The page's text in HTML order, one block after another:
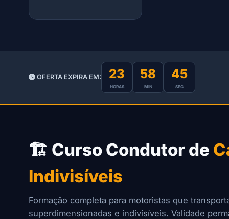
OFERTA EXPIRA EM: 23
HORAS
58
MIN
45
SEG
🏗️ Curso Condutor de
Indivisíveis
Formação completa para motoristas que
superdimensionadas e indivisíveis. Validade